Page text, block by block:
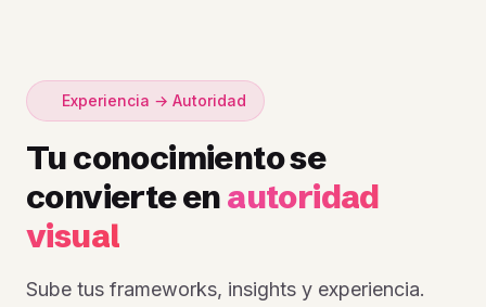
Experiencia → Autoridad
Tu conocimiento se
convierte enautoridad
visual
Sube tus frameworks, insights y experiencia.